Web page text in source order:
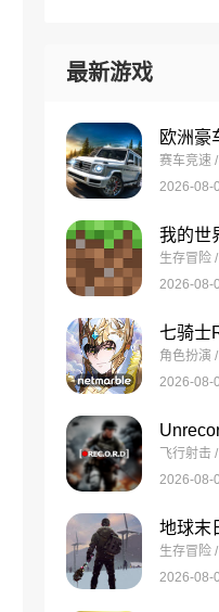
最新游戏
赛车竞速
2026-08-
生存冒险
2026-08-
七骑士
角色扮演
2026-08-
飞行射击
2026-08-
生存冒险
2026-08-